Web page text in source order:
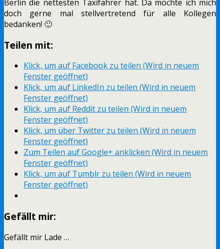
Berlin die nettesten Taxifahrer hat. Da möchte ich mich
doch gerne mal stellvertretend für alle Kollegen
bedanken! 🙂
Teilen mit:
Klick, um auf Facebook zu teilen (Wird in neuem
Fenster geöffnet)
Klick, um auf LinkedIn zu teilen (Wird in neuem
Fenster geöffnet)
Klick, um auf Reddit zu teilen (Wird in neuem
Fenster geöffnet)
Klick, um über Twitter zu teilen (Wird in neuem
Fenster geöffnet)
Zum Teilen auf Google+ anklicken (Wird in neuem
Fenster geöffnet)
Klick, um auf Tumblr zu teilen (Wird in neuem
Fenster geöffnet)
Gefällt mir:
Gefällt mir Lade …